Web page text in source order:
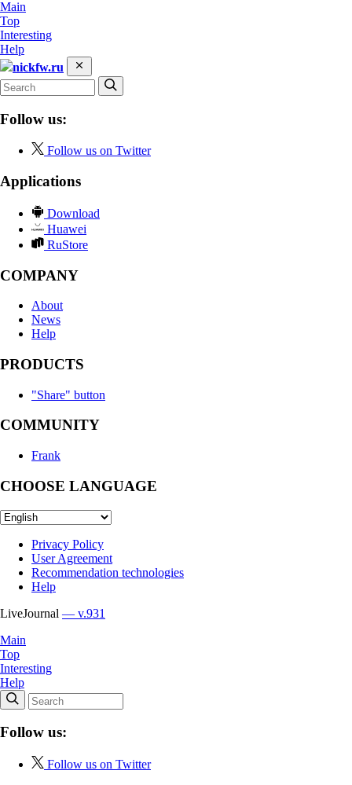
Main
Top
Interesting
Help
nickfw.ru
Follow us:
Follow us on Twitter
Applications
Download
Huawei
RuStore
COMPANY
About
News
Help
PRODUCTS
"Share" button
COMMUNITY
Frank
CHOOSE LANGUAGE
Privacy Policy
User Agreement
Recommendation technologies
Help
LiveJournal — v.931
Main
Top
Interesting
Help
Follow us:
Follow us on Twitter